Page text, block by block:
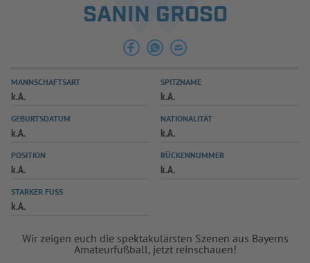
AUSBILDUNG & FÖRDERUNG
SPIELPLUS
SANIN GROSO
MANNSCHAFTSART
k.A.
SPITZNAME
k.A.
GEBURTSDATUM
k.A.
NATIONALITÄT
k.A.
POSITION
k.A.
RÜCKENNUMMER
k.A.
STARKER FUSS
k.A.
Wir zeigen euch die spektakulärsten Szenen aus Bayerns
Amateurfußball, jetzt reinschauen!